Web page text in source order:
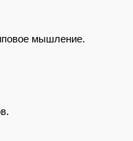
мышление.